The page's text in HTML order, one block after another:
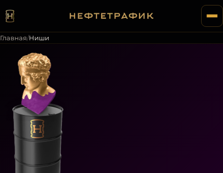
Главная/Ниши